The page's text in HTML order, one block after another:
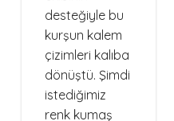
desteğiyle bu
kurşun kalem
çizimleri kalıba
dönüştü. Şimdi
istediğimiz
renk kumaş